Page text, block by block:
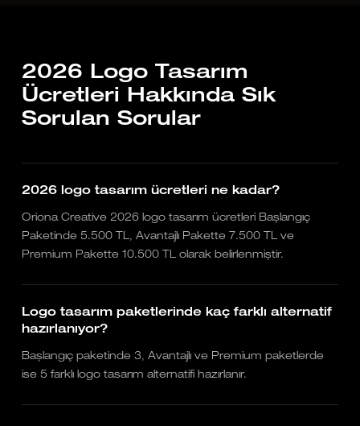
2026 Logo Tasarım
Ücretleri Hakkında Sık
Sorulan Sorular
2026 logo tasarım ücretleri ne kadar?
Oriona Creative 2026 logo tasarım ücretleri Başlangıç
Paketinde 5.500 TL, Avantajlı Pakette 7.500 TL ve
Premium Pakette 10.500 TL olarak belirlenmiştir.
Logo tasarım paketlerinde kaç farklı alternatif
hazırlanıyor?
Başlangıç paketinde 3, Avantajlı ve Premium paketlerde
ise 5 farklı logo tasarım alternatifi hazırlanır.